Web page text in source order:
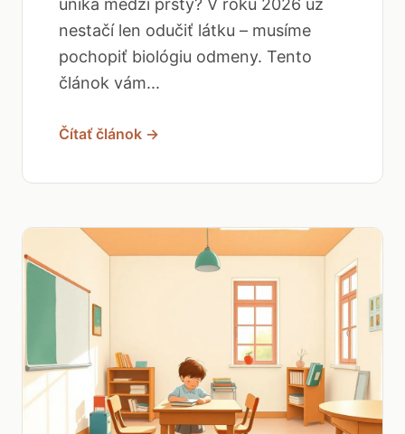
uniká medzi prsty? V roku 2026 už
nestačí len odučiť látku – musíme
pochopiť biológiu odmeny. Tento
článok vám...
Čítať článok →